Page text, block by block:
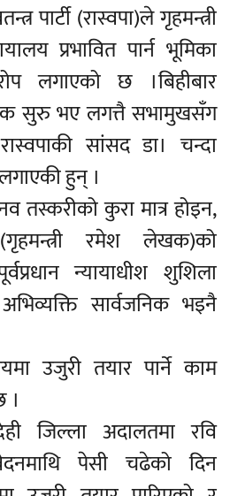
पार्टी (रास्वपा)ले गृहमन्त्री
प्रभावित पार्न भूमिका
लगाएको छ ।बिहीबार
सुरु भए लगत्तै सभामुखसँग
सांसद डा। चन्दा
हुन् ।
तस्करीको कुरा मात्र होइन,
रमेश लेखक)को
न्यायाधीश शुशिला
सार्वजनिक भइनै
उजुरी तयार पार्ने काम
जिल्ला अदालतमा रवि
पेसी चढेको दिन